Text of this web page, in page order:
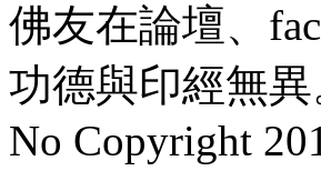
佛友在論壇、
功德與印經無異
No Copyright